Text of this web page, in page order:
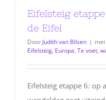
Eifelsteig
de Eifel
Door Judith van Bilsen |
Eifelsteig, Europa, Te voet,
Eifelsteig etappe 6: op